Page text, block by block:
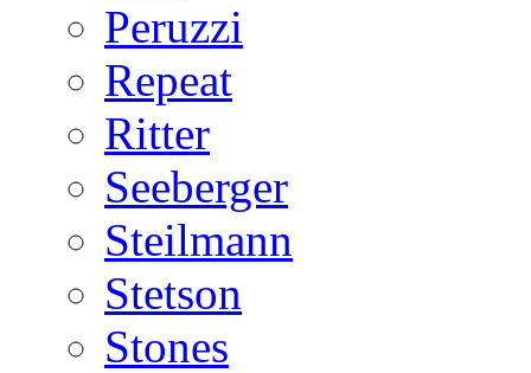
Peruzzi
Repeat
Ritter
Seeberger
Steilmann
Stetson
Stones